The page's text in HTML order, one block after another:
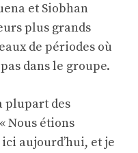
et Siobhan
plus grands
de périodes où
dans le groupe.
plupart des
Nous étions
aujourd’hui, et je